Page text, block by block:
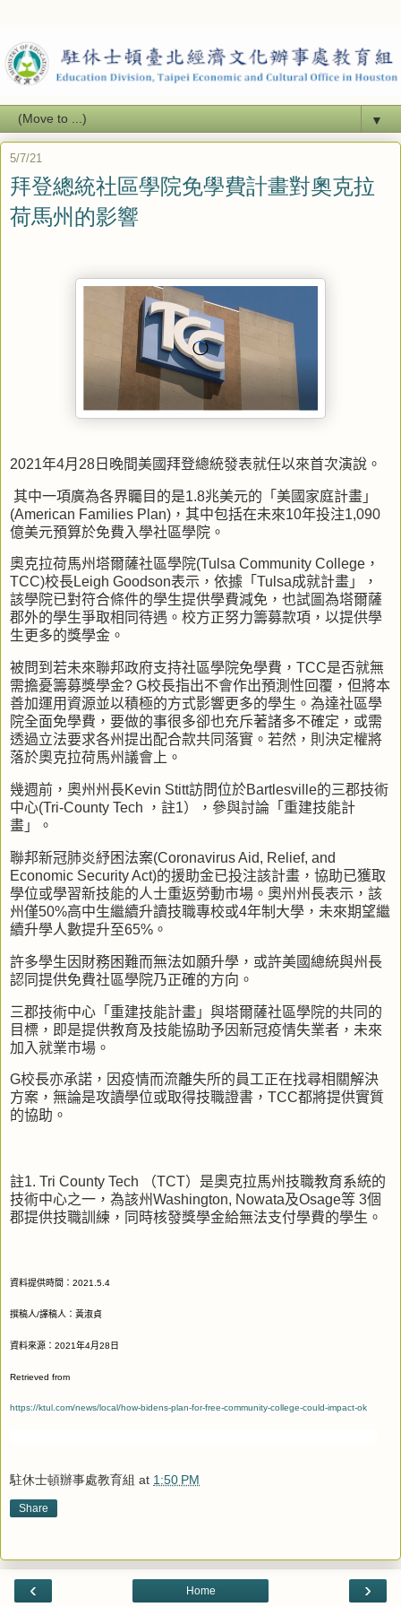
▼
5/7/21
拜登總統社區學院免學費計畫對奧克拉
荷馬州的影響
2021年4月 28 日晚間美國拜登總統發表就任以來首次演說。
其中一項廣為各界矚目的是1.8兆美元的「美國家庭計畫」
(American Families Plan) ，其中包括在未來10年投注1,090
億美元預算於免費入學社區學院。
奧克拉荷馬州塔爾薩社區學院(Tulsa Community College ，
TCC)校長Leigh Goodson表示，依據「 Tulsa成就計畫」，
該學院已對符合條件的學生提供學費減免，也試圖為塔爾薩
郡外的學生爭取相同待遇。校方正努力籌募款項，以提供學
生更多的獎學金。
被問到若未來聯邦政府支持社區學院免學費， TCC是否就無
需擔憂籌募獎學金? G校長指出不會作出預測性回覆，但將本
善加運用資源並以積極的方式影響更多的學生。為達社區學
院全面免學費，要做的事很多卻也充斥著諸多不確定，或需
透過立法要求各州提出配合款共同落實。若然，則決定權將
落於奧克拉荷馬州議會上。
幾週前，奧州州長Kevin Stitt訪問位於Bartlesville的三郡技術
中心(Tri-County Tech ，註1），參與討論「重建技能計
畫」。
聯邦新冠肺炎紓困法案(Coronavirus Aid, Relief, and
Economic Security Act)的援助金已投注該計畫，協助已獲取
學位或學習新技能的人士重返勞動市場。奧州州長表示，該
州僅50%高中生繼續升讀技職專校或4年制大學，未來期望繼
續升學人數提升至65% 。
許多學生因財務困難而無法如願升學，或許美國總統與州長
認同提供免費社區學院乃正確的方向。
三郡技術中心「重建技能計畫」與塔爾薩社區學院的共同的
目標，即是提供教育及技能協助予因新冠疫情失業者，未來
加入就業市場。
G校長亦承諾，因疫情而流離失所的員工正在找尋相關解決
方案，無論是攻讀學位或取得技職證書， TCC都將提供實質
的協助。
註1. Tri County Tech （TCT）是奧克拉馬州技職教育系統的
技術中心之一，為該州Washington, Nowata及Osage等 3個
郡提供技職訓練，同時核發獎學金給無法支付學費的學生。
資料提供時間： 2021.5.4
撰稿人/譯稿人：黃淑貞
資料來源： 2021年4月28 日
Retrieved from
https://ktul.com/news/local/how-bidens-plan-for-free-community-college-could-impact-ok
駐休士頓辦事處教育組 at 1:50 PM
Share
‹ ›
Home